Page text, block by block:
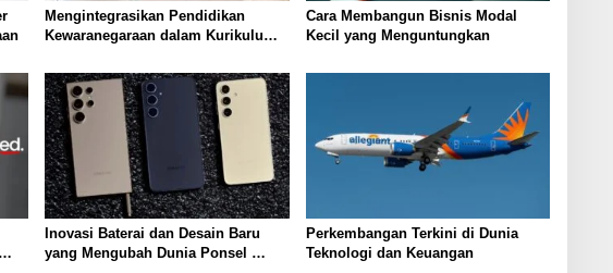
Mengintegrasikan Pendidikan
Kewaranegaraan dalam Kurikulum
Cara Membangun Bisnis Modal
Kecil yang Menguntungkan
Inovasi Baterai dan Desain Baru
yang Mengubah Dunia Ponsel
Perkembangan Terkini di Dunia
Teknologi dan Keuangan